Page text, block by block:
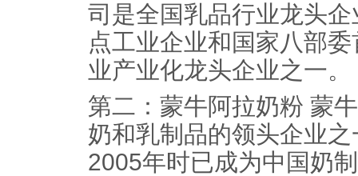
司是全国乳品行业龙头
点工业企业和国家八部
业产业化龙头企业之一。
第二：蒙牛阿拉奶粉 蒙
奶和乳制品的领头企业
2005年时已成为中国奶